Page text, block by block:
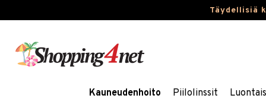
Täydellisiä
Kauneudenhoito Piilolinssit